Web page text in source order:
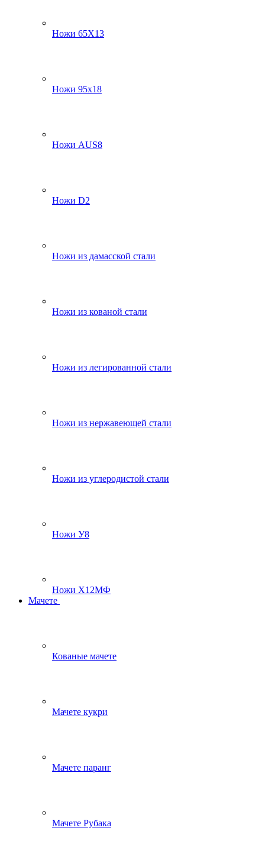
Ножи 65Х13
Ножи 95х18
Ножи AUS8
Ножи D2
Ножи из дамасской стали
Ножи из кованой стали
Ножи из легированной стали
Ножи из нержавеющей стали
Ножи из углеродистой стали
Ножи У8
Ножи Х12МФ
Мачете
Кованые мачете
Мачете кукри
Мачете паранг
Мачете Рубака